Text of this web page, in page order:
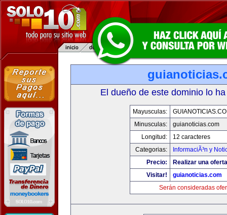
El dueño de este dominio lo
Mayusculas:
Minusculas:
guianoticias.com
Longitud:
12 caracteres
Categorias:
InformaciÃ³n y
Precio:
Realizar una
Visitar!
guianoticias.com
Serán consideradas